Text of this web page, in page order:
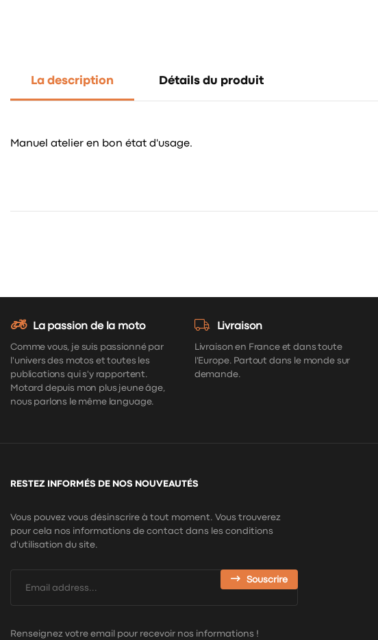
La description Détails du produit
Manuel atelier en bon état d'usage.
La passion de la moto
Comme vous, je suis passionné par
l'univers des motos et toutes les
publications qui s'y rapportent.
Motard depuis mon plus jeune âge,
nous parlons le même language.
Livraison
Livraison en France et dans toute
l'Europe. Partout dans le monde sur
demande.
RESTEZ INFORMÉS DE NOS NOUVEAUTÉS
Vous pouvez vous désinscrire à tout moment. Vous trouverez
pour cela nos informations de contact dans les conditions
d'utilisation du site.
Souscrire
Renseignez votre email pour recevoir nos informations !